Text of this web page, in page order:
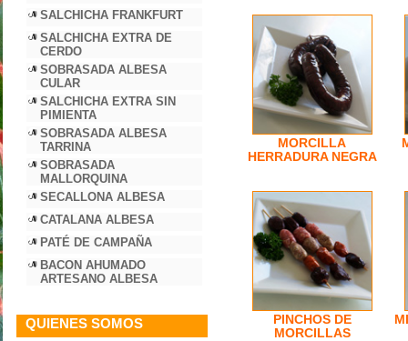
MORCILLA
HERRADURA NEGRA
PINCHOS DE
MORCILLAS
SALCHICHA FRANKFURT
SALCHICHA EXTRA DE
CERDO
SOBRASADA ALBESA
CULAR
SALCHICHA EXTRA SIN
PIMIENTA
SOBRASADA ALBESA
TARRINA
SOBRASADA
MALLORQUINA
SECALLONA ALBESA
CATALANA ALBESA
PATÉ DE CAMPAÑA
BACON AHUMADO
ARTESANO ALBESA
QUIENES SOMOS